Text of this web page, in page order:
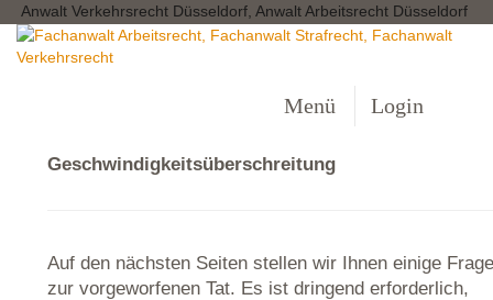
Anwalt Verkehrsrecht Düsseldorf, Anwalt Arbeitsrecht Düsseldorf
Menü Login
Geschwindigkeitsüberschreitung
Auf den nächsten Seiten stellen wir Ihnen einige
zur vorgeworfenen Tat. Es ist dringend erforderlich,